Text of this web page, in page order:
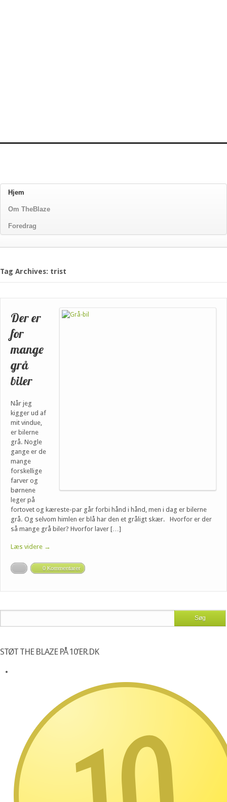
Hjem
Om TheBlaze
Foredrag
Tag Archives: trist
Der er
for
mange
grå
biler
Når jeg
kigger ud af
mit vindue,
er bilerne
grå. Nogle
gange er de
mange
forskellige
farver og
børnene
leger på
fortovet og kæreste-par går forbi hånd i hånd, men i dag er bilerne
grå. Og selvom himlen er blå har den et gråligt skær. Hvorfor er der
så mange grå biler? Hvorfor laver […]
Læs videre →
0 Kommentarer
STØT THE BLAZE PÅ 10’ER.DK